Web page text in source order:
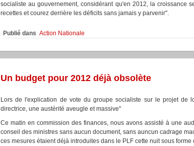
socialiste au gouvernement, considérant qu'en 2012, la croissance
recettes et courez derrière les déficits sans jamais y parvenir".
Publié dans Action Nationale
Un budget pour 2012 déjà obsolète
Lors de l'explication de vote du groupe socialiste sur le projet de
directrice, une austérité aveugle et massive"
Ce matin en commission des finances, nous avons assisté à une
conseil des ministres sans aucun document, sans auncun cadrage
ces mesures étaient déjà introduites dans le PLF cette nuit sous